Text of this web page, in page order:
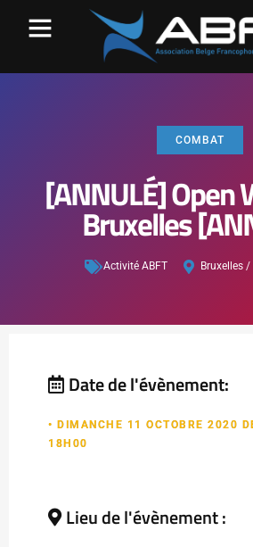
COMBAT
[ANNULÉ] Open
Bruxelles
Activité ABFT Bruxelles
Date de l'évènement:
• DIMANCHE 11 OCTOBRE 2020
18H00
Lieu de l'évènement :